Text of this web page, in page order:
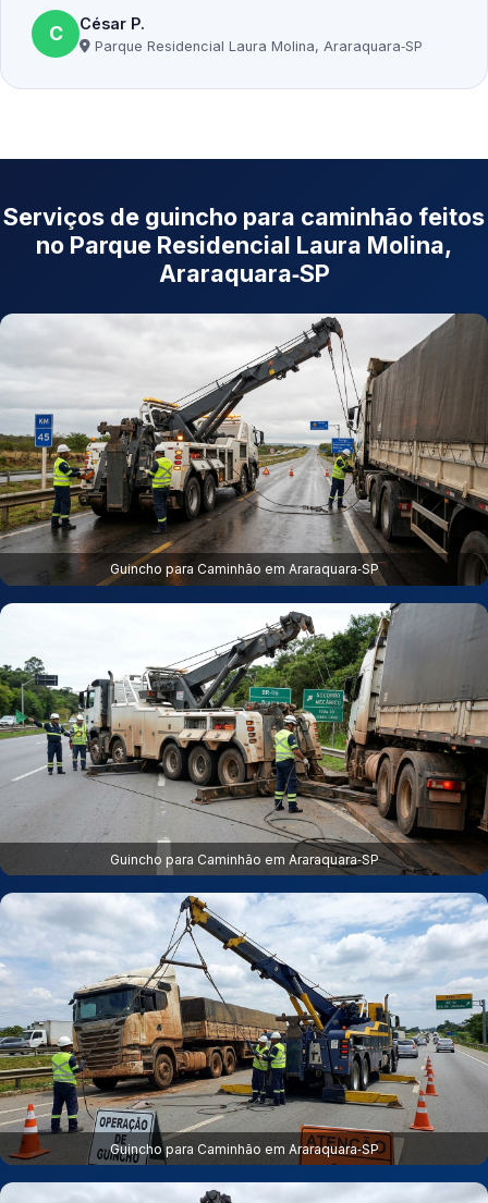
C César P.
Parque Residencial Laura Molina, Araraquara‑SP
Serviços de guincho para caminhão feitos
no Parque Residencial Laura Molina,
Araraquara‑SP
Guincho para Caminhão em Araraquara‑SP
Guincho para Caminhão em Araraquara‑SP
Guincho para Caminhão em Araraquara‑SP